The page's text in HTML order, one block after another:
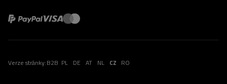
Verze stránky:B2B PL DE AT NL CZ RO